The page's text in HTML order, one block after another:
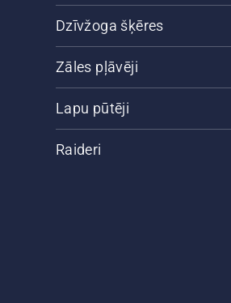
Dzīvžoga šķēres
Zāles pļāvēji
Lapu pūtēji
Raideri